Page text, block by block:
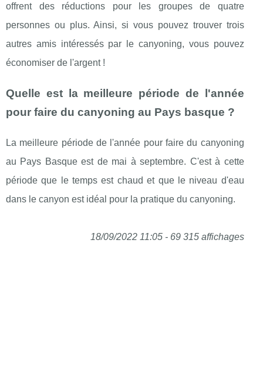
offrent des réductions pour les groupes de quatre
personnes ou plus. Ainsi, si vous pouvez trouver trois
autres amis intéressés par le canyoning, vous pouvez
économiser de l'argent !
Quelle est la meilleure période de l'année
pour faire du canyoning au Pays basque ?
La meilleure période de l'année pour faire du canyoning
au Pays Basque est de mai à septembre. C'est à cette
période que le temps est chaud et que le niveau d'eau
dans le canyon est idéal pour la pratique du canyoning.
18/09/2022 11:05 - 69 315 affichages